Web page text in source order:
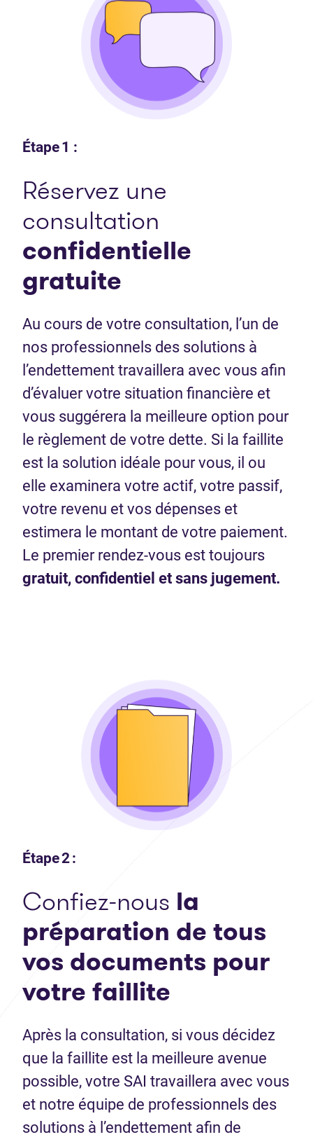
Étape 1 :
Réservez une
consultation
confidentielle
gratuite
Au cours de votre consultation, l’un de
nos professionnels des solutions à
l’endettement travaillera avec vous afin
d’évaluer votre situation financière et
vous suggérera la meilleure option pour
le règlement de votre dette. Si la faillite
est la solution idéale pour vous, il ou
elle examinera votre actif, votre passif,
votre revenu et vos dépenses et
estimera le montant de votre paiement.
Le premier rendez-vous est toujours
gratuit, confidentiel et sans jugement.
Étape 2 :
Confiez-nous la
préparation de tous
vos documents pour
votre faillite
Après la consultation, si vous décidez
que la faillite est la meilleure avenue
possible, votre SAI travaillera avec vous
et notre équipe de professionnels des
solutions à l’endettement afin de